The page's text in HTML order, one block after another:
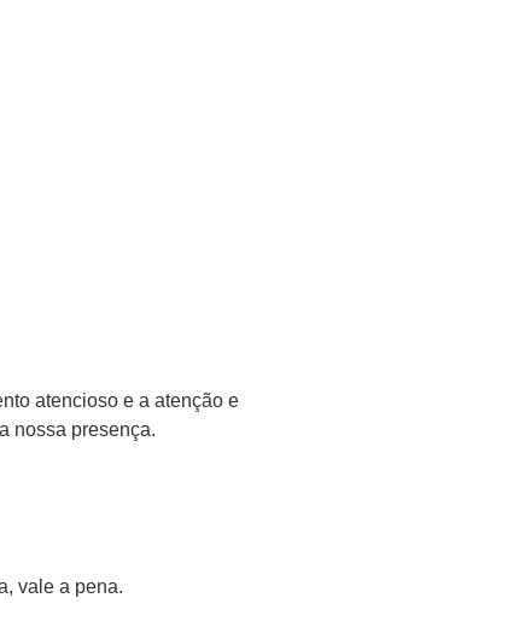
atencioso e a atenção e
nossa presença.
vale a pena.